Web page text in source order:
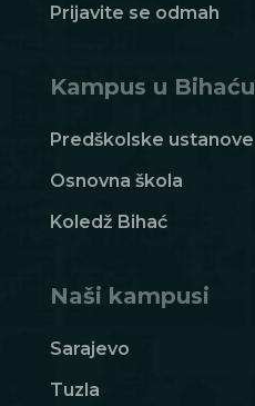
Prijavite se odmah
Kampus u Bihaću
Predškolske ustanove
Osnovna škola
Koledž Bihać
Naši kampusi
Sarajevo
Tuzla